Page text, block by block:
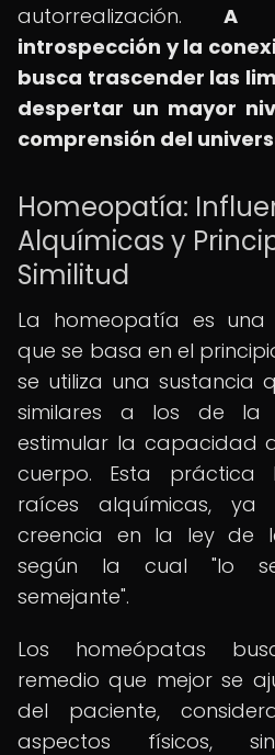
autorrealización. A
introspección y la
busca trascender las
despertar un mayor
comprensión del
Homeopatía:
Alquímicas y
Similitud
La homeopatía es
que se basa en el
se utiliza una sustancia
similares a los de la
estimular la capacidad
cuerpo. Esta práctica
raíces alquímicas,
creencia en la ley de
según la cual "lo
semejante".
Los homeópatas
remedio que mejor se
del paciente,
aspectos físicos,